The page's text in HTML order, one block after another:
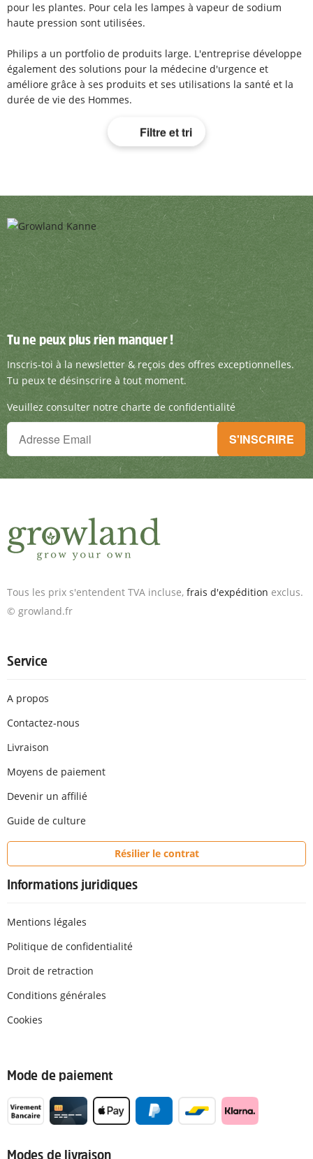
Filtre et tri
pour les plantes. Pour cela les lampes à vapeur de sodium
haute pression sont utilisées.
Philips a un portfolio de produits large. L'entreprise développe
également des solutions pour la médecine d'urgence et
améliore grâce à ses produits et ses utilisations la santé et la
durée de vie des Hommes.
Tu ne peux plus rien manquer !
Inscris-toi à la newsletter & reçois des offres
Tu ne peux plus rien manquer !
Inscris-toi à la newsletter & reçois des offres exceptionnelles.
Tu peux te désinscrire à tout moment.
Veuillez consulter notre charte de confidentialité
Tu ne peux plus rien manquer !
Inscris-toi à la newsletter & reçois des offres exceptionnelles.
S'INSCRIRE
Tous les prix s'entendent TVA incluse, frais d'expédition exclus.
© growland.fr
Service
A propos
Contactez-nous
Livraison
Moyens de paiement
Devenir un affilié
Guide de culture
Résilier le contrat
Informations juridiques
Mentions légales
Politique de confidentialité
Droit de retraction
Conditions générales
Cookies
Mode de paiement
Modes de livraison